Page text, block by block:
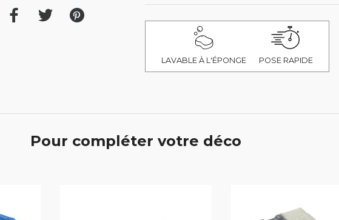
LAVABLE À L'ÉPONGE POSE RAPIDE
Pour compléter votre déco